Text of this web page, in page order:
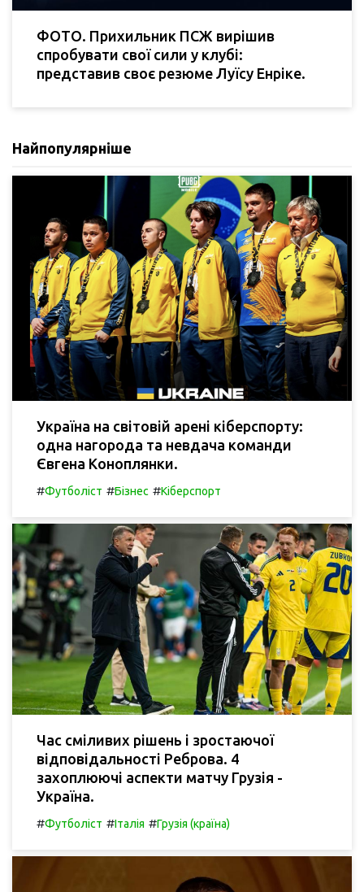
ФОТО. Прихильник ПСЖ вирішив
спробувати свої сили у клубі:
представив своє резюме Луїсу Енріке.
Найпопулярніше
Україна на світовій арені кіберспорту:
одна нагорода та невдача команди
Євгена Коноплянки.
#Футболіст #Бізнес #Кіберспорт
Час сміливих рішень і зростаючої
відповідальності Реброва. 4
захоплюючі аспекти матчу Грузія -
Україна.
#Футболіст #Італія #Грузія (країна)